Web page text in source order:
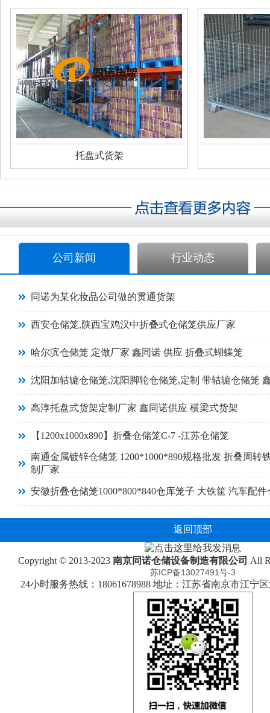
托盘式货架
公司新闻 行业动态
同诺为某化妆品公司做的贯通货架
西安仓储笼,陕西宝鸡汉中折叠式仓储笼供应厂家
哈尔滨仓储笼 定做厂家 鑫同诺 供应 折叠式蝴蝶笼
沈阳加轱辘仓储笼,沈阳脚轮仓储笼,定制 带轱辘仓储笼
高淳托盘式货架定制厂家 鑫同诺供应 横梁式货架
【1200x1000x890】折叠仓储笼C-7 -江苏仓储笼
南通金属镀锌仓储笼 1200*1000*890规格批发 折叠周转
制厂家
安徽折叠仓储笼1000*800*840仓库笼子 大铁筐 汽车配件
返回顶部
Copyright © 2013-2023 南京同诺仓储设备制造有限公司 All
苏ICP备13027491号-3
24小时服务热线：18061678988 地址：江苏省南京市江宁